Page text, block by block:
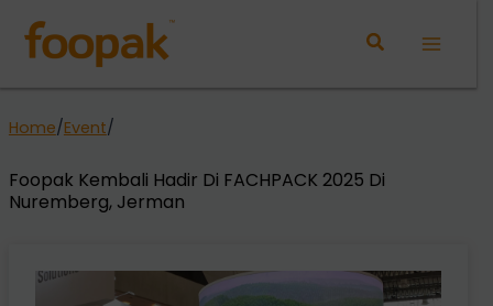
konten
Home/Event/
Foopak Kembali Hadir Di FACHPACK 2025 Di
Nuremberg, Jerman